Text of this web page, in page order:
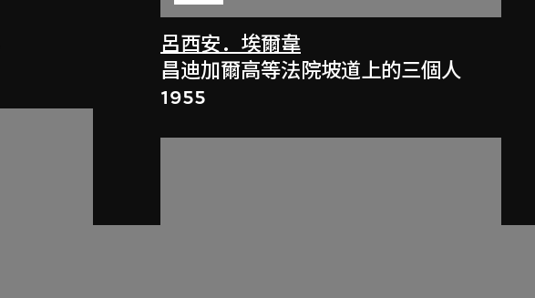
呂西安．埃爾韋
昌迪加爾高等法院坡道上的三個人
1955